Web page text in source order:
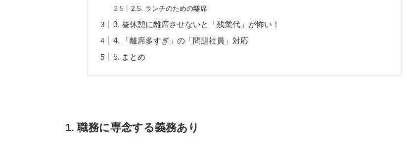
2.5. ランチのための離席
3. 昼休憩に離席させないと「残業代」が怖い！
4. 「離席多すぎ」の「問題社員」対応
5. まとめ
1. 職務に専念する義務あり